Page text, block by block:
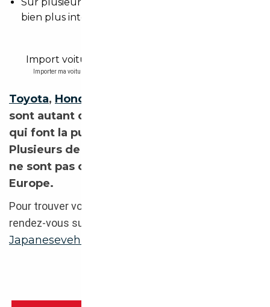
Sur plusieurs segments, les offres d’occasion sont
bien plus intéressantes qu’en France.
Importer ma voiture du Japon
Toyota, Honda
sont autant de constructeurs de légende
qui font la puissance automobile du Japon.
Plusieurs de leurs modèles emblématiques
ne sont pas ou plus commercialisés en
Europe.
Pour trouver votre voiture d’occasion au Japon,
rendez-vous sur les sites d’annonces tels que
Japanesevehicles.com